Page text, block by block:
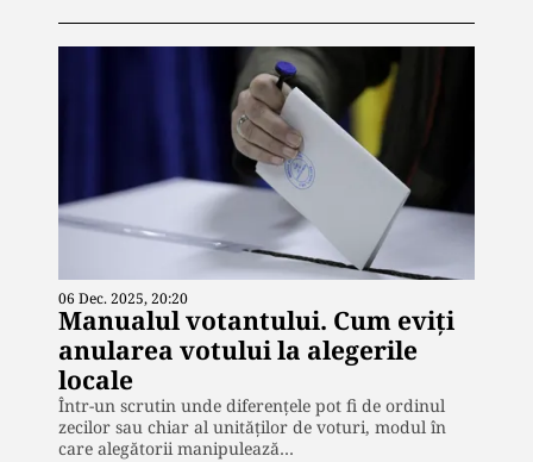
06 Dec. 2025, 20:20
Manualul votantului. Cum eviți
anularea votului la alegerile
locale
Într-un scrutin unde diferențele pot fi de ordinul
zecilor sau chiar al unităților de voturi, modul în
care alegătorii manipulează…